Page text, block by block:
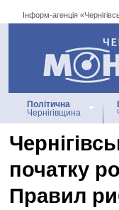
Інформ-агенція
Інформ-
Політична
Чернігівщина
початку
Правил